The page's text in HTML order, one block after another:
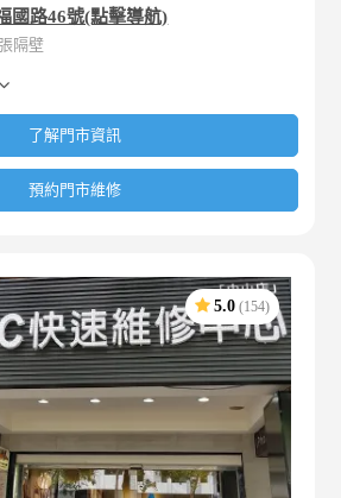
國路46號(點擊導航)
隔壁
了解門市資訊
預約門市維修
5.0 (154)